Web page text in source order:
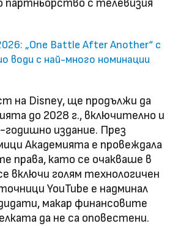
партньорство с телевизия
„One Battle After Another“ с
води с най-много номинации
на Disney, ще продължи да
до 2028 г., включително и
издание. През
Академията е провеждала
права, като се очакваше в
включи голям технологичен
YouTube е надминал
макар финансовите
да не са оповестени.